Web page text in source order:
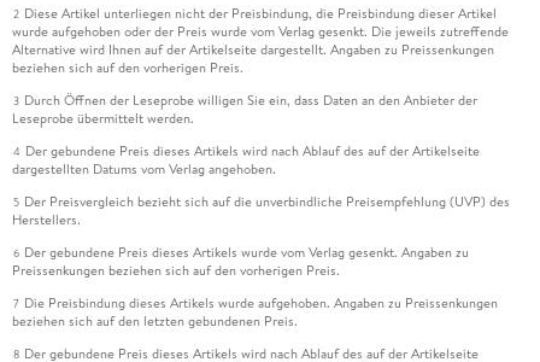
2 Diese Artikel unterliegen nicht der Preisbindung, die Preisbindung dieser Artikel
wurde aufgehoben oder der Preis wurde vom Verlag gesenkt. Die jeweils zutreffende
Alternative wird Ihnen auf der Artikelseite dargestellt. Angaben zu Preissenkungen
beziehen sich auf den vorherigen Preis.
3 Durch Öffnen der Leseprobe willigen Sie ein, dass Daten an den Anbieter der
Leseprobe übermittelt werden.
4 Der gebundene Preis dieses Artikels wird nach Ablauf des auf der Artikelseite
dargestellten Datums vom Verlag angehoben.
5 Der Preisvergleich bezieht sich auf die unverbindliche Preisempfehlung (UVP) des
Herstellers.
6 Der gebundene Preis dieses Artikels wurde vom Verlag gesenkt. Angaben zu
Preissenkungen beziehen sich auf den vorherigen Preis.
7 Die Preisbindung dieses Artikels wurde aufgehoben. Angaben zu Preissenkungen
beziehen sich auf den letzten gebundenen Preis.
8 Der gebundene Preis dieses Artikels wird nach Ablauf des auf der Artikelseite